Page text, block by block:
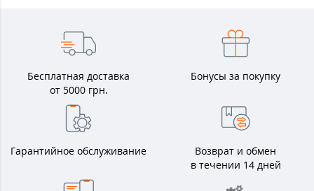
Бесплатная доставка
от 5000 грн.
Бонусы за покупку
Гарантийное обслуживание
Возврат и обмен
в течении 14 дней